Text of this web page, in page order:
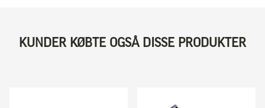
KUNDER KØBTE OGSÅ DISSE PRODUKTER